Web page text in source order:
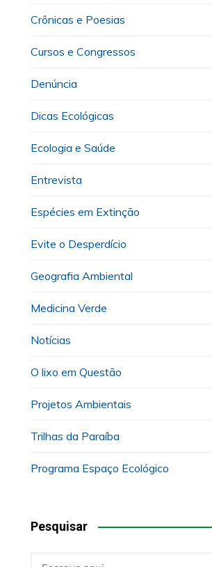
Crônicas e Poesias
Cursos e Congressos
Denúncia
Dicas Ecológicas
Ecologia e Saúde
Entrevista
Espécies em Extinção
Evite o Desperdício
Geografia Ambiental
Medicina Verde
Notícias
O lixo em Questão
Projetos Ambientais
Trilhas da Paraíba
Programa Espaço Ecológico
Pesquisar